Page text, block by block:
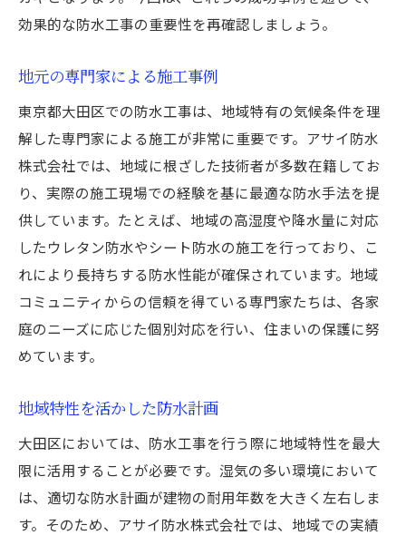
効果的な防水工事の重要性を再確認しましょう。
地元の専門家による施工事例
東京都大田区での防水工事は、地域特有の気候条件を理
解した専門家による施工が非常に重要です。アサイ防水
株式会社では、地域に根ざした技術者が多数在籍してお
り、実際の施工現場での経験を基に最適な防水手法を提
供しています。たとえば、地域の高湿度や降水量に対応
したウレタン防水やシート防水の施工を行っており、こ
れにより長持ちする防水性能が確保されています。地域
コミュニティからの信頼を得ている専門家たちは、各家
庭のニーズに応じた個別対応を行い、住まいの保護に努
めています。
地域特性を活かした防水計画
大田区においては、防水工事を行う際に地域特性を最大
限に活用することが必要です。湿気の多い環境において
は、適切な防水計画が建物の耐用年数を大きく左右しま
す。そのため、アサイ防水株式会社では、地域での実績